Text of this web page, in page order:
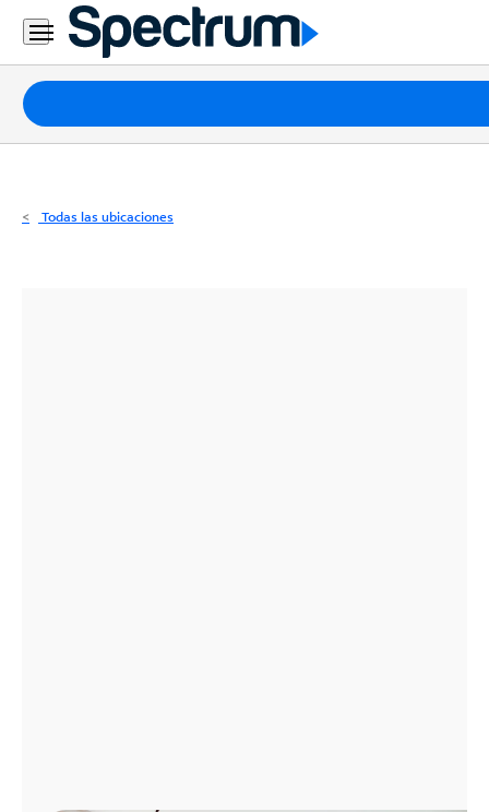
Residencial
Business
Paquetes
Internet
Todas las ubicaciones